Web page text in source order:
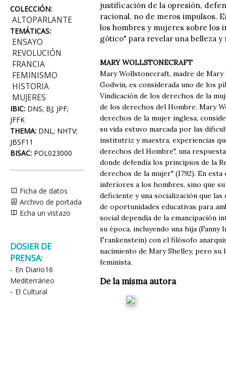
COLECCIÓN:
ALTOPARLANTE
TEMÁTICAS:
ENSAYO
REVOLUCIÓN
FRANCIA
FEMINISMO
HISTORIA
MUJERES
IBIC: DNS; BJ; JPF;
JFFK
THEMA: DNL; NHTV;
JBSF11
BISAC: POL023000
Ficha de datos
Archivo de portada
Echa un vistazo
DOSIER DE
PRENSA:
- En Diario16
Mediterráneo
- El Cultural
justificación de la opresión,
racional, no de meros impulsos.
los hombres y mujeres sobre los
gótico" para revelar una belleza
MARY WOLLSTONECRAFT
Mary Wollstonecraft, madre de
Godwin, es considerada uno de los
Vindicación de los derechos de la
de los derechos del Hombre. Mary
derechos de la mujer inglesa,
su vida estuvo marcada por las
institutriz y maestra, experiencias
derechos del Hombre", una
donde defendía los principios de la
derechos de la mujer" (1792). En
inferiores a los hombres, sino que
deficiente y una socialización que
de oportunidades educativas para
social dependía de la emancipación
su época, incluyendo una hija
Frankenstein) con el filósofo
nacimiento de Mary Shelley, pero
feminista.
De la misma autora